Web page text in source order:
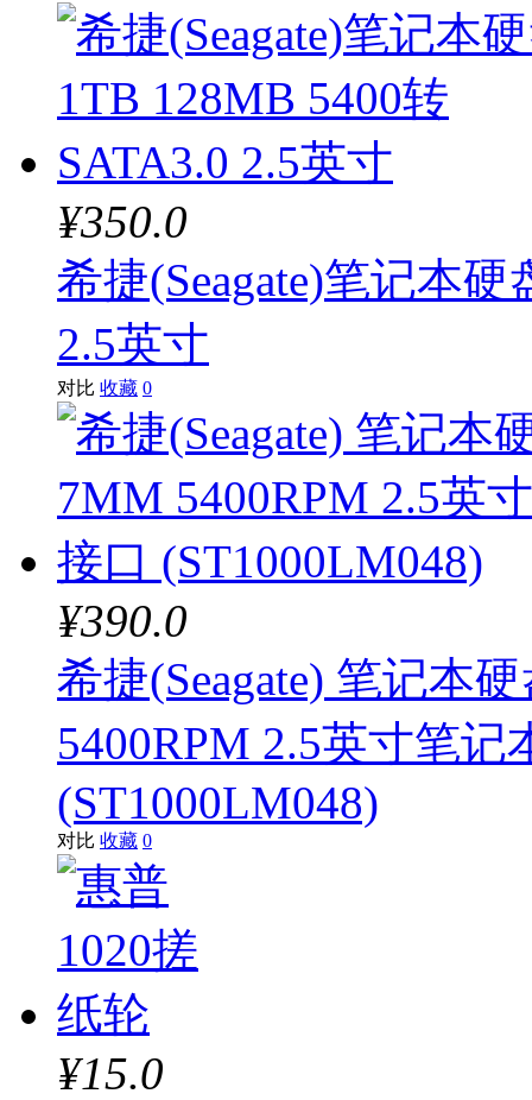
¥350.0
希捷(Seagate)笔记本
2.5英寸
对比 收藏 0
¥390.0
希捷(Seagate) 笔记本
5400RPM 2.5英寸笔记
(ST1000LM048)
对比 收藏 0
¥15.0